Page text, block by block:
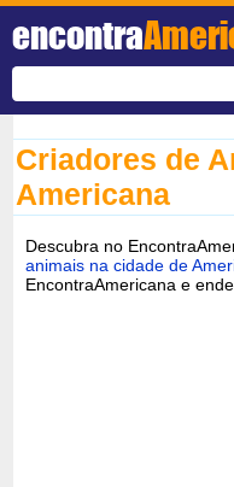
encontra
Criadores de
Americana
Descubra no
animais na cidade de
EncontraAmericana e